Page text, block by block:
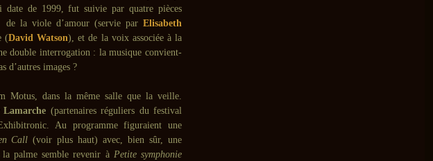
de 1999, fut suivie par quatre pièces
de la viole d’amour (servie par Elisabeth
(David Watson), et de la voix associée à la
double interrogation : la musique convient-
d’autres images ?
Motus, dans la même salle que la veille.
(partenaires réguliers du festival
Au programme figuraient une
Call (voir plus haut) avec, bien sûr, une
palme semble revenir à Petite symphonie